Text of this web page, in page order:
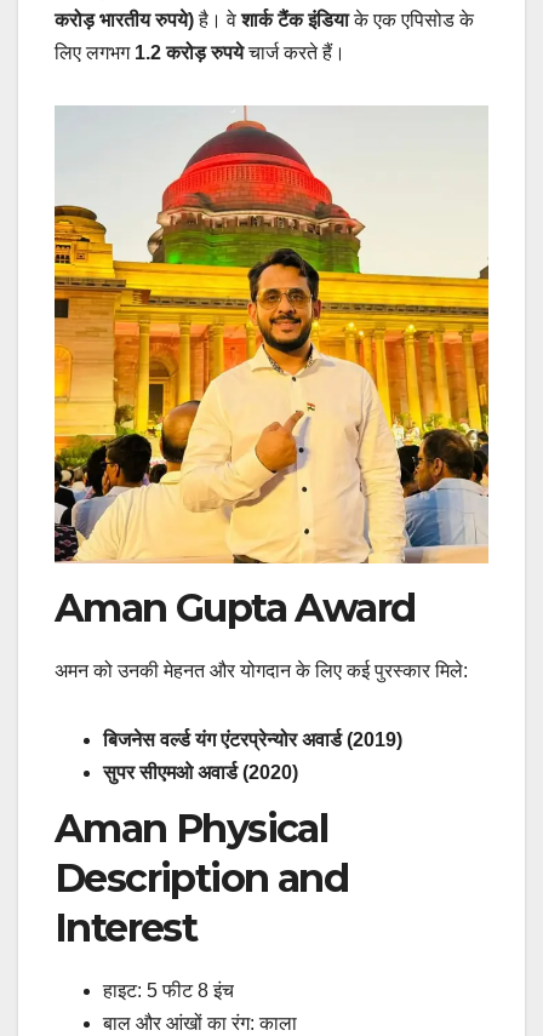
करोड़ भारतीय रुपये)है। वेशार्क टैंक इंडियाके एक एपिसोड के
लिए लगभग 1.2 करोड़ रुपयेचार्ज करते हैं।
Aman Gupta Award
अमन को उनकी मेहनत और योगदान के लिए कई पुरस्कार मिले:
बिजनेस वर्ल्ड यंग एंटरप्रेन्योर अवार्ड (2019)
सुपर सीएमओ अवार्ड (2020)
Aman Physical
Description and
Interest
हाइट: 5 फीट 8 इंच
बाल और आंखों का रंग: काला